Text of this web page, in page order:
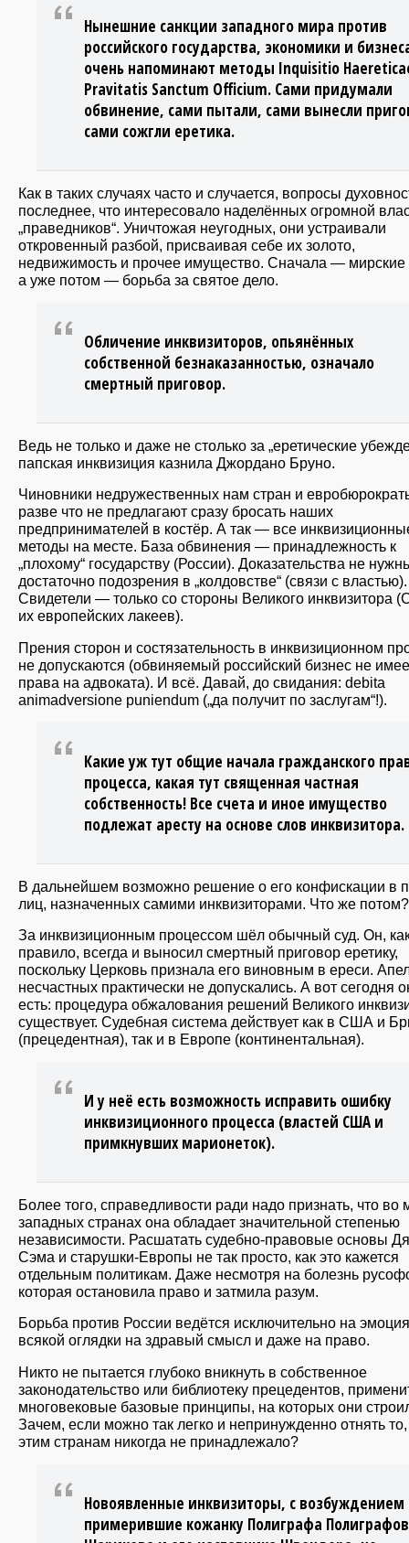
Нынешние санкции западного мира против
российского государства, экономики и
очень напоминают методы Inquisitio
Pravitatis Sanctum Officium. Сами придумали
обвинение, сами пытали, сами вынесли
сами сожгли еретика.
Как в таких случаях часто и случается, вопросы
последнее, что интересовало наделённых огромной
„праведников“. Уничтожая неугодных, они устраивали
откровенный разбой, присваивая себе их золото,
недвижимость и прочее имущество. Сначала — мирские
а уже потом — борьба за святое дело.
Обличение инквизиторов, опьянённых
собственной безнаказанностью, означало
смертный приговор.
Ведь не только и даже не столько за „еретические
папская инквизиция казнила Джордано Бруно.
Чиновники недружественных нам стран и
разве что не предлагают сразу бросать наших
предпринимателей в костёр. А так — все
методы на месте. База обвинения — принадлежность к
„плохому“ государству (России). Доказательства не
достаточно подозрения в „колдовстве“ (связи с властью).
Свидетели — только со стороны Великого инквизитора
их европейских лакеев).
Прения сторон и состязательность в инквизиционном
не допускаются (обвиняемый российский бизнес не
права на адвоката). И всё. Давай, до свидания: debita
animadversione puniendum („да получит по заслугам“!).
Какие уж тут общие начала гражданского
процесса, какая тут священная частная
собственность! Все счета и иное имущество
подлежат аресту на основе слов инквизитора.
В дальнейшем возможно решение о его конфискации в
лиц, назначенных самими инквизиторами. Что же потом?
За инквизиционным процессом шёл обычный суд. Он,
правило, всегда и выносил смертный приговор еретику,
поскольку Церковь признала его виновным в ереси.
несчастных практически не допускались. А вот сегодня
есть: процедура обжалования решений Великого
существует. Судебная система действует как в США и
(прецедентная), так и в Европе (континентальная).
И у неё есть возможность исправить ошибку
инквизиционного процесса (властей США и
примкнувших марионеток).
Более того, справедливости ради надо признать, что во
западных странах она обладает значительной степенью
независимости. Расшатать судебно-правовые основы
Сэма и старушки-Европы не так просто, как это кажется
отдельным политикам. Даже несмотря на болезнь
которая остановила право и затмила разум.
Борьба против России ведётся исключительно на
всякой оглядки на здравый смысл и даже на право.
Никто не пытается глубоко вникнуть в собственное
законодательство или библиотеку прецедентов,
многовековые базовые принципы, на которых они
Зачем, если можно так легко и непринужденно отнять то,
этим странам никогда не принадлежало?
Новоявленные инквизиторы, с возбуждением
примерившие кожанку Полиграфа